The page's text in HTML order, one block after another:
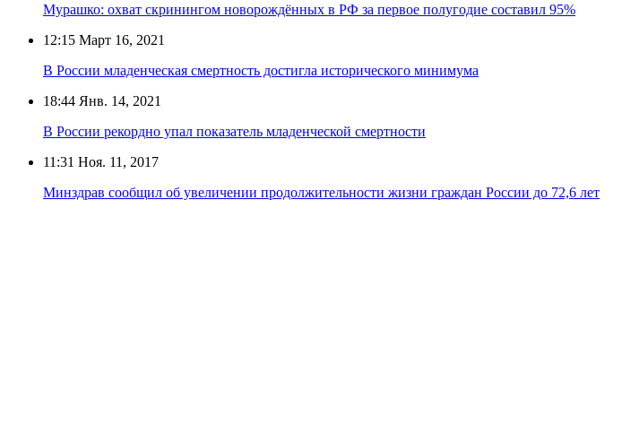
Мурашко: охват скринингом новорождённых в РФ за первое полугодие составил 95%
12:15 Март 16, 2021
В России младенческая смертность достигла исторического минимума
18:44 Янв. 14, 2021
В России рекордно упал показатель младенческой смертности
11:31 Ноя. 11, 2017
Минздрав сообщил об увеличении продолжительности жизни граждан России до 72,6 лет